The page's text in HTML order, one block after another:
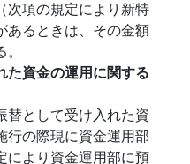
次項の規定により新特
あるときは、その金額
た資金の運用に関する
替として受け入れた資
行の際現に資金運用部
により資金運用部に預